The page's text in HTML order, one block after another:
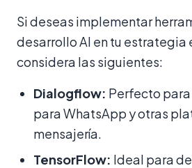
Si deseas implementar
desarrollo AI en tu estrategia
considera las siguientes:
Dialogflow: Perfecto
para WhatsApp y otras
mensajería.
TensorFlow: Ideal para